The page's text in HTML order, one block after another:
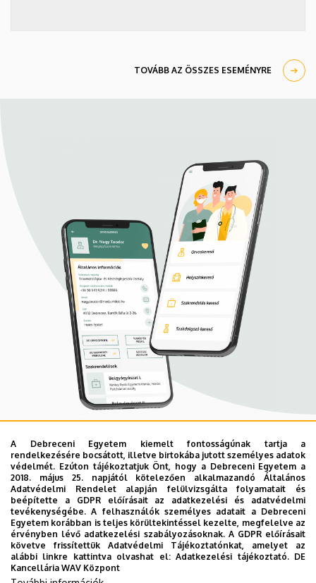
TOVÁBB AZ ÖSSZES ESEMÉNYRE
Mobil App
UD Mediversity app
Az UD Mediversity mobilalkalmazás a Debreceni Egyetem
előremutató fejlesztése, melynek célja, hogy a betegek
és a hozzátartozók egyszerűen, gyorsan
eligazodhassanak a Klinikai Központ szolgáltatásai
között, mert az Ön egészsége a mi prioritásunk. A
A Debreceni Egyetem kiemelt fontosságúnak tartja a
rendelkezésére bocsátott, illetve birtokába jutott személyes adatok
védelmét. Ezúton tájékoztatjuk Önt, hogy a Debreceni Egyetem a
2018. május 25. napjától kötelezően alkalmazandó Általános
Adatvédelmi Rendelet alapján felülvizsgálta folyamatait és
beépítette a GDPR előírásait az adatkezelési és adatvédelmi
tevékenységébe. A felhasználók személyes adatait a Debreceni
Egyetem korábban is teljes körültekintéssel kezelte, megfelelve az
érvényben lévő adatkezelési szabályozásoknak. A GDPR előírásait
követve frissítettük Adatvédelmi Tájékoztatónkat, amelyet az
alábbi linkre kattintva olvashat el:Adatkezelési tájékoztató. DE
Kancellária WAV Központ